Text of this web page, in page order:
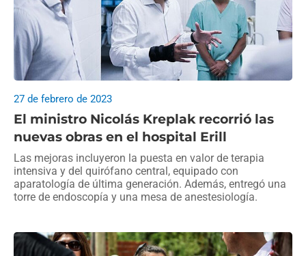
El ministro Nicolás Kreplak recorrió las
nuevas obras en el hospital Erill
27 de febrero de 2023
Las mejoras incluyeron la puesta en valor de terapia
intensiva y del quirófano central, equipado con
aparatología de última generación. Además, entregó una
torre de endoscopía y una mesa de anestesiología.